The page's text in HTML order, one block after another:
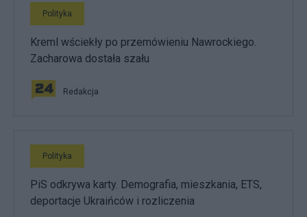
Polityka
Kreml wściekły po przemówieniu Nawrockiego.
Zacharowa dostała szału
Redakcja
Polityka
PiS odkrywa karty. Demografia, mieszkania, ETS,
deportacje Ukraińców i rozliczenia